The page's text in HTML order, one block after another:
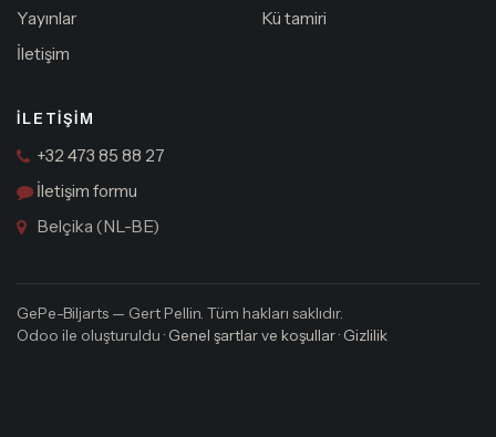
Yayınlar
İletişim
Kü tamiri
İLETIŞIM
+32 473 85 88 27
İletişim formu
Belçika (NL-BE)
GePe-Biljarts — Gert Pellin. Tüm hakları saklıdır.
Odoo ile oluşturuldu · Genel şartlar ve koşullar· Gizlilik